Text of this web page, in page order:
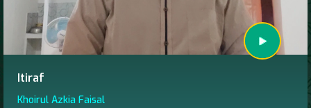
Itiraf
Khoirul Azkia Faisal